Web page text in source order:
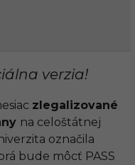
verzia!
zlegalizované
na celoštátnej
označila
bude môcť PASS